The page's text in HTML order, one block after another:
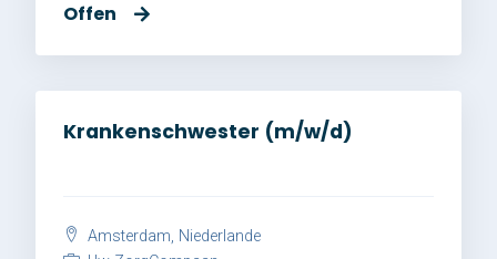
Offen
Krankenschwester (m/w/d)
Amsterdam, Niederlande